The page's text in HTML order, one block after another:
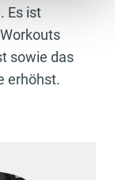
Es ist
sowie das
erhöhst.